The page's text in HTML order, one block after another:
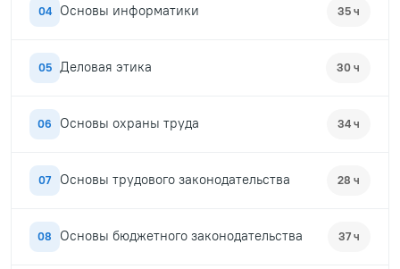
04 Основы информатики 35 ч
05 Деловая этика 30 ч
06 Основы охраны труда 34 ч
07 Основы трудового законодательства 28 ч
08 Основы бюджетного законодательства 37 ч